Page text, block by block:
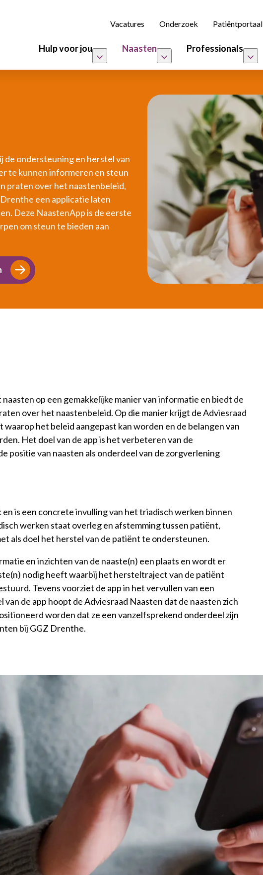
Vacatures Onderzoek Patiëntportaal
Hulp voor jou Naasten Professionals
de ondersteuning en herstel van
te kunnen informeren en steun
praten over het naastenbeleid,
een applicatie laten
Deze NaastenApp is de eerste
om steun te bieden aan
op een gemakkelijke manier van informatie en biedt de
over het naastenbeleid. Op die manier krijgt de Adviesraad
het beleid aangepast kan worden en de belangen van
Het doel van de app is het verbeteren van de
positie van naasten als onderdeel van de zorgverlening
is een concrete invulling van het triadisch werken binnen
werken staat overleg en afstemming tussen patiënt,
als doel het herstel van de patiënt te ondersteunen.
en inzichten van de naaste(n) een plaats en wordt er
nodig heeft waarbij het hersteltraject van de patiënt
Tevens voorziet de app in het vervullen van een
de app hoopt de Adviesraad Naasten dat de naasten zich
worden dat ze een vanzelfsprekend onderdeel zijn
bij GGZ Drenthe.